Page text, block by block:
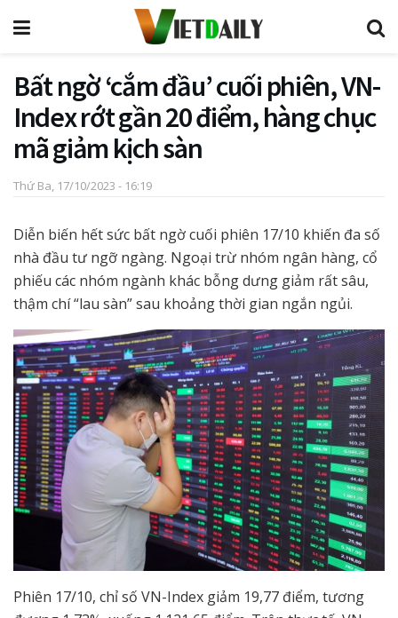
Bất ngờ ‘cắm đầu’ cuối phiên, VN-
Index rớt gần 20 điểm, hàng chục
mã giảm kịch sàn
Thứ Ba, 17/10/2023 - 16:19
Diễn biến hết sức bất ngờ cuối phiên 17/10 khiến đa số
nhà đầu tư ngỡ ngàng. Ngoại trừ nhóm ngân hàng, cổ
phiếu các nhóm ngành khác bỗng dưng giảm rất sâu,
thậm chí “lau sàn” sau khoảng thời gian ngắn ngủi.
Phiên 17/10, chỉ số VN-Index giảm 19,77 điểm, tương